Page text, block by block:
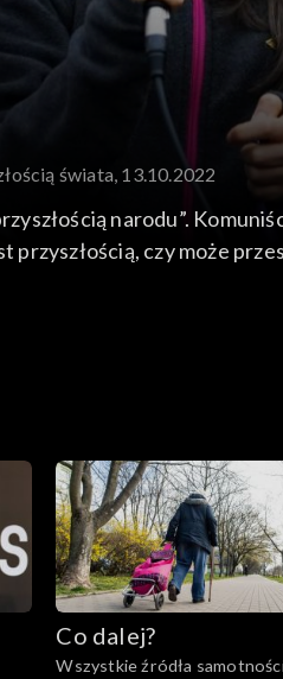
świata, 13.10.2022
narodu”.
przyszłością, czy może
redaktor pisma i portalu
Co dalej?
Wszystkie źródła